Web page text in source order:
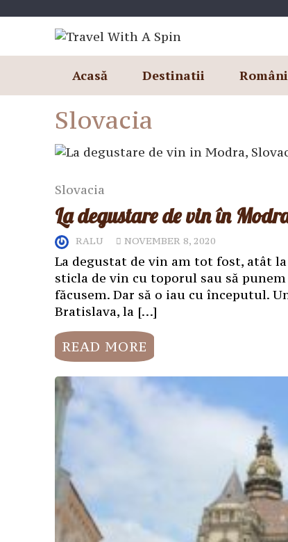
Acasă Destinatii
Slovacia
Slovacia
La degustare de vin în
RALU NOVEMBER 8, 2020
La degustat de vin am tot fost, atât
sticla de vin cu toporul sau să
făcusem. Dar să o iau cu începutul.
Bratislava, la […]
READ MORE